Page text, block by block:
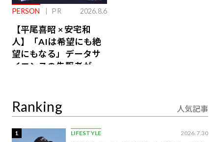
PERSON PR 2026.8.6
【平尾喜昭 × 安宅和
人】「AIは希望にも絶
望にもなる」データサ
イエンスの先駆者が語
Ranking 人気記事
1 LIFESTYLE 2026.7.30